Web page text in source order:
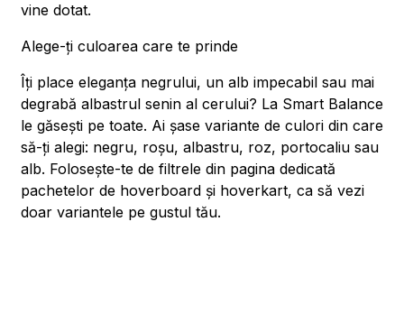
vine dotat.
Alege-ți culoarea care te prinde
Îți place eleganța negrului, un alb impecabil sau mai
degrabă albastrul senin al cerului? La Smart Balance
le găsești pe toate. Ai șase variante de culori din care
să-ți alegi: negru, roșu, albastru, roz, portocaliu sau
alb. Folosește-te de filtrele din pagina dedicată
pachetelor de hoverboard și hoverkart, ca să vezi
doar variantele pe gustul tău.